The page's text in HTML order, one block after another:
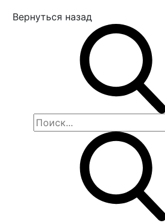
Вернуться назад